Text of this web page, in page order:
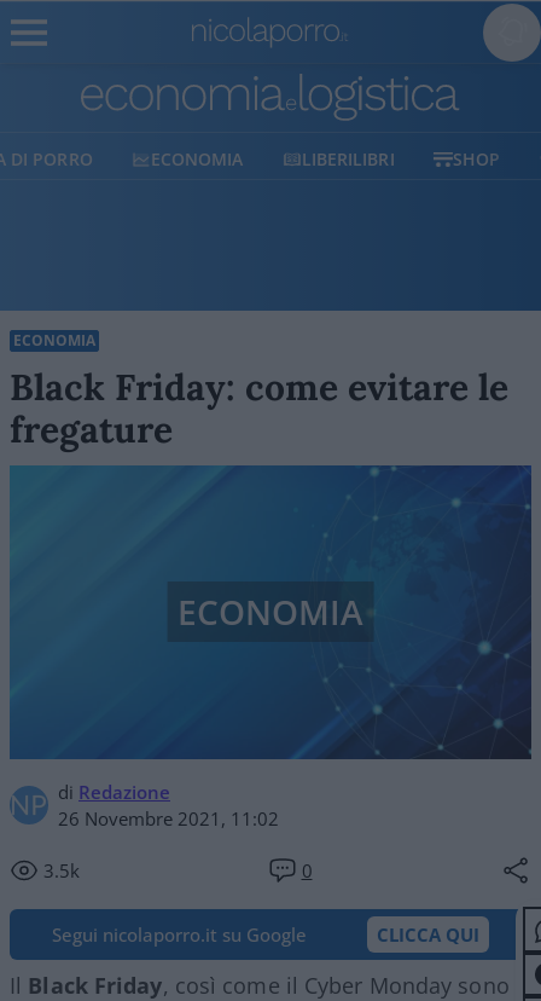
ECONOMIA LIBERILIBRI SHOP SOSTIENICI
ECONOMIA
Black Friday: come evitare le
fregature
di Redazione
26 Novembre 2021, 11:02
3.5k 0
ECONOMIA
Segui nicolaporro.it su Google CLICCA QUI
Il Black Friday, così come il Cyber Monday sono